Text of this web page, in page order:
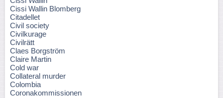
Cissi Wallin Blomberg
Citadellet
Civil society
Civilkurage
Civilrätt
Claes Borgström
Claire Martin
Cold war
Collateral murder
Colombia
Coronakommissionen